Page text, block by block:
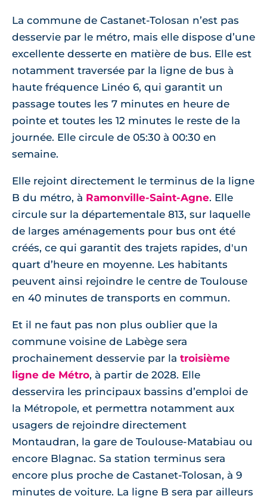
La commune de Castanet-Tolosan n’est pas
desservie par le métro, mais elle dispose d’une
excellente desserte en matière de bus. Elle est
notamment traversée par la ligne de bus à
haute fréquence Linéo 6, qui garantit un
passage toutes les 7 minutes en heure de
pointe et toutes les 12 minutes le reste de la
journée. Elle circule de 05:30 à 00:30 en
semaine.
Elle rejoint directement le terminus de la ligne
B du métro, à Ramonville-Saint-Agne. Elle
circule sur la départementale 813, sur laquelle
de larges aménagements pour bus ont été
créés, ce qui garantit des trajets rapides, d'un
quart d’heure en moyenne. Les habitants
peuvent ainsi rejoindre le centre de Toulouse
en 40 minutes de transports en commun.
Et il ne faut pas non plus oublier que la
commune voisine de Labège sera
prochainement desservie par la troisième
ligne de Métro, à partir de 2028. Elle
desservira les principaux bassins d’emploi de
la Métropole, et permettra notamment aux
usagers de rejoindre directement
Montaudran, la gare de Toulouse-Matabiau ou
encore Blagnac. Sa station terminus sera
encore plus proche de Castanet-Tolosan, à 9
minutes de voiture. La ligne B sera par ailleurs